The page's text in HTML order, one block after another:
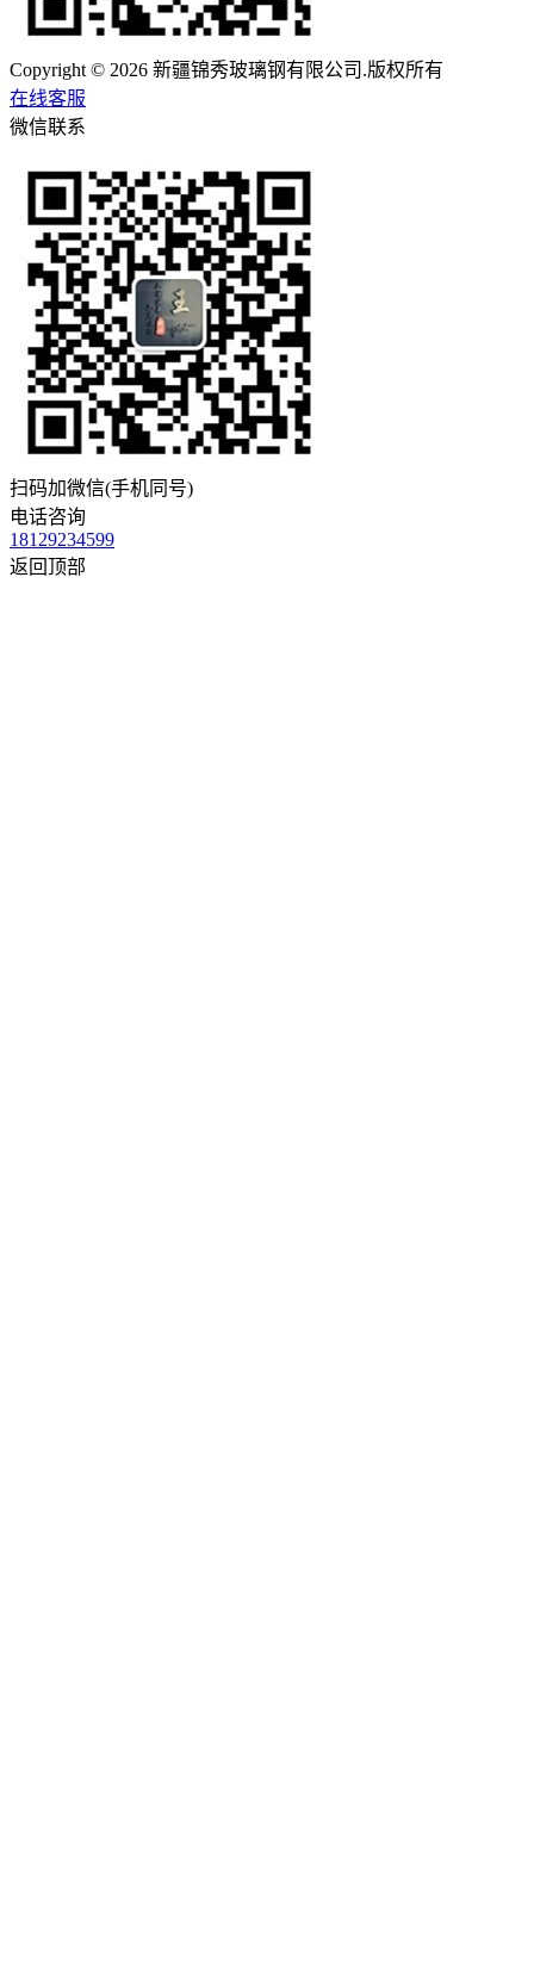
Copyright © 2026 新疆锦秀玻璃钢有限公司.版权所有
在线客服
微信联系
扫码加微信(手机同号)
电话咨询
18129234599
返回顶部